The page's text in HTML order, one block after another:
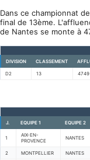
Dans ce championnat
final de 13ème.
de Nantes se monte à
DIVISION CLASSEMENT
D2 13 4749
J. EQUIPE 1 EQUIPE 2
1
AIX-EN-
PROVENCE
NANTES
2 MONTPELLIER NANTES